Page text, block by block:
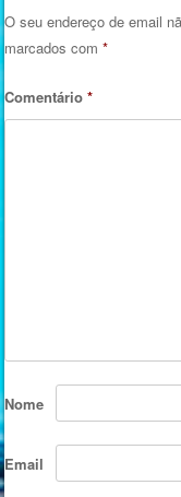
O seu endereço de email
marcados com*
Comentário*
Nome
Email